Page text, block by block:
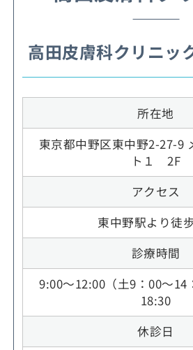
高田皮膚科クリニッ
所在地
東京都中野区東中野2-27-9
ト１ 2F
アクセス
東中野駅より徒
診療時間
9:00～12:00（土9：00～14
18:30
休診日